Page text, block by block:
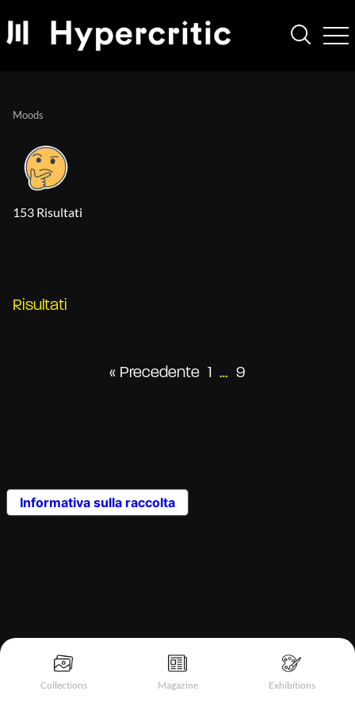
Collections Magazine Exhibitions
Moods
153 Risultati
Risultati
« Precedente 1 … 9
Informativa sulla raccolta